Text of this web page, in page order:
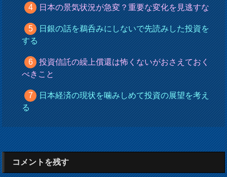
日本の景気状況が急変？重要な変化を見逃すな
日銀の話を鵜呑みにしないで先読みした投資を
する
投資信託の繰上償還は怖くないがおさえておく
べきこと
日本経済の現状を噛みしめて投資の展望を考え
る
コメントを残す